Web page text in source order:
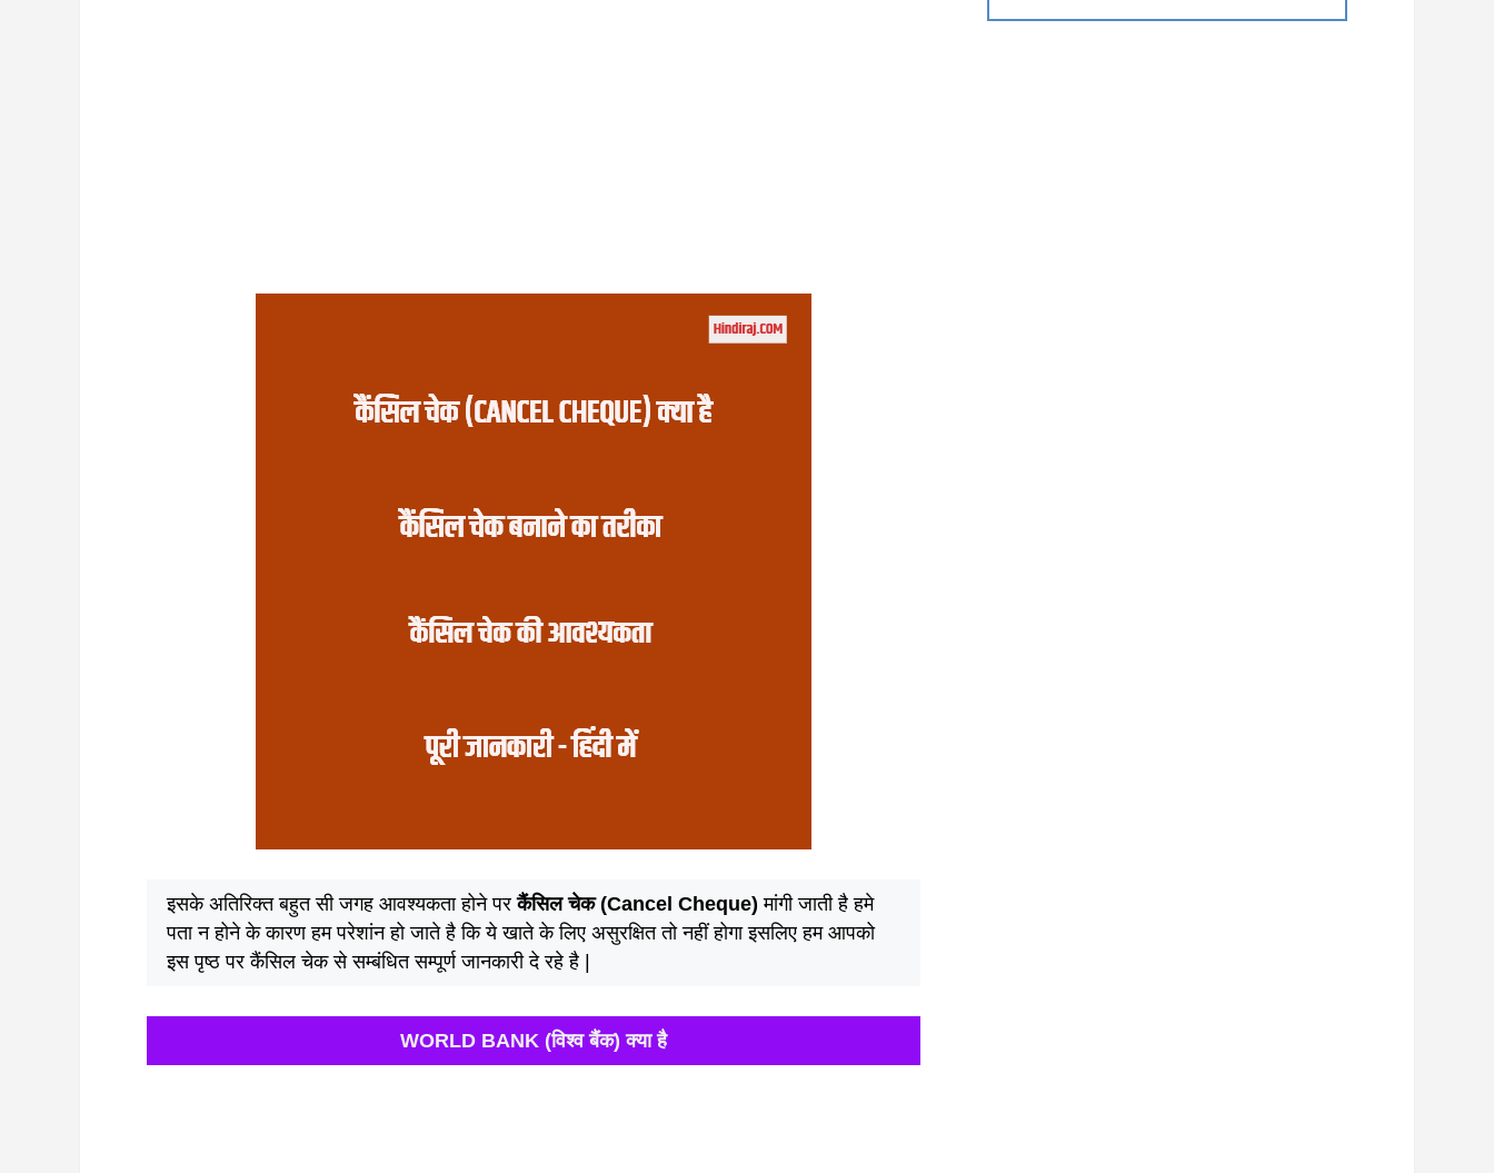
इसके अतिरिक्त बहुत सी जगह आवश्यकता होने पर कैंसिल चेक (Cancel Cheque) मांगी जाती है हमे
पता न होने के कारण हम परेशांन हो जाते है कि ये खाते के लिए असुरक्षित तो नहीं होगा इसलिए हम आपको
इस पृष्ठ पर कैंसिल चेक से सम्बंधित सम्पूर्ण जानकारी दे रहे है |
WORLD BANK (विश्व बैंक) क्या है